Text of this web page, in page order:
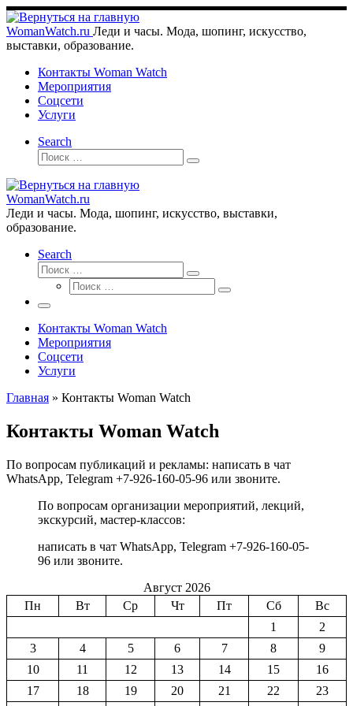
Перейти
к
содержимому
WomanWatch.ru Леди и часы. Мода, шопинг, искусство,
выставки, образование.
Контакты Woman Watch
Мероприятия
Соцсети
Услуги
Search
Поиск
Поиск
WomanWatch.ru
Леди и часы. Мода, шопинг, искусство, выставки,
образование.
Search
Поиск
Поиск
Поиск
Поиск
Меню
Контакты Woman Watch
Мероприятия
Соцсети
Услуги
Главная » Контакты Woman Watch
Контакты Woman Watch
По вопросам публикаций и рекламы: написать в чат
WhatsApp, Telegram +7-926-160-05-96 или звоните.
По вопросам организации мероприятий, лекций,
экскурсий, мастер-классов:
написать в чат WhatsApp, Telegram +7-926-160-05-
96 или звоните.
Август 2026
Пн
Вт Ср Чт Пт Сб
Вс
1
2
3
4 5 6 7 8
9
10
11 12 13 14 15
16
17
18 19 20 21 22
23